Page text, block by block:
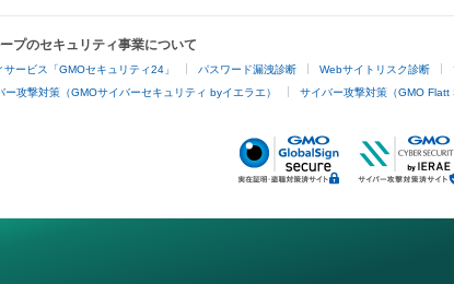
プのセキュリティ事業について
ービス「GMOセキュリティ24」 パスワード漏洩診断 Webサイトリスク診断
ー攻撃対策（GMOサイバーセキュリティ byイエラエ） サイバー攻撃対策（GMO Flatt